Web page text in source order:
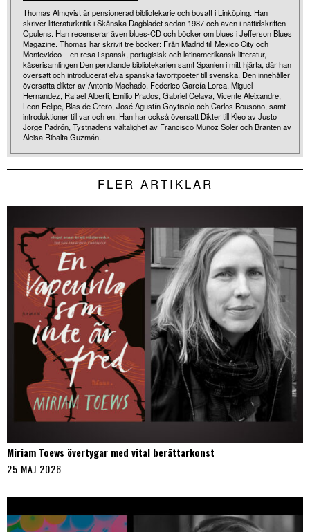
Thomas Almqvist är pensionerad bibliotekarie och bosatt i Linköping. Han
skriver litteraturkritik i Skånska Dagbladet sedan 1987 och även i nättidskriften
Opulens. Han recenserar även blues-CD och böcker om blues i Jefferson Blues
Magazine. Thomas har skrivit tre böcker: Från Madrid till Mexico City och
Montevideo – en resa i spansk, portugisisk och latinamerikansk litteratur,
kåserisamlingen Den pendlande bibliotekarien samt Spanien i mitt hjärta, där han
översatt och introducerat elva spanska favoritpoeter till svenska. Den innehåller
översatta dikter av Antonio Machado, Federico García Lorca, Miguel
Hernández, Rafael Alberti, Emilio Prados, Gabriel Celaya, Vicente Aleixandre,
Leon Felipe, Blas de Otero, José Agustín Goytisolo och Carlos Bousoño, samt
introduktioner till var och en. Han har också översatt Dikter till Kleo av Justo
Jorge Padrón, Tystnadens vältalighet av Francisco Muñoz Soler och Branten av
Aleisa Ribalta Guzmán.
FLER ARTIKLAR
Miriam Toews övertygar med vital berättarkonst
25 MAJ 2026